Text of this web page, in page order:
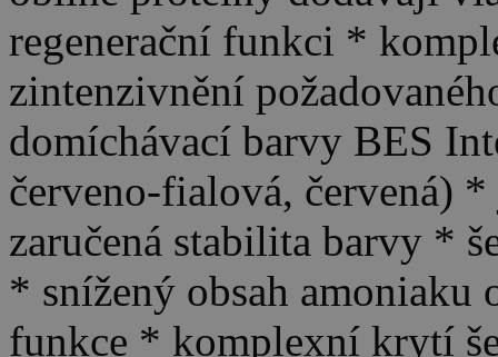
regenerační funkci *
zintenzivnění
domíchávací barvy BES
červeno-fialová, červená)
zaručená stabilita barvy *
* snížený obsah
funkce * komplexní krytí